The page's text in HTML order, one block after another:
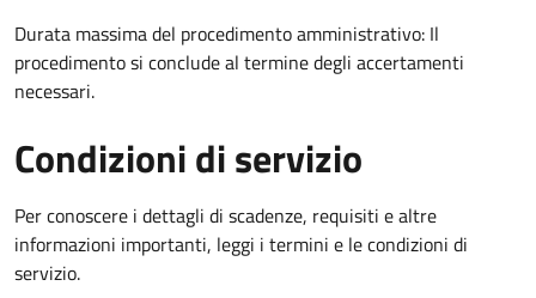
Durata massima del procedimento amministrativo: Il
procedimento si conclude al termine degli accertamenti
necessari.
Condizioni di servizio
Per conoscere i dettagli di scadenze, requisiti e altre
informazioni importanti, leggi i termini e le condizioni di
servizio.